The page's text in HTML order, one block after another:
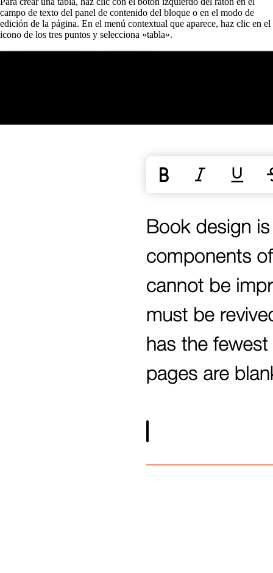
campo de texto del panel de contenido del bloque o en el modo de
edición de la página. En el menú contextual que aparece, haz clic en el
icono de los tres puntos y selecciona «tabla».